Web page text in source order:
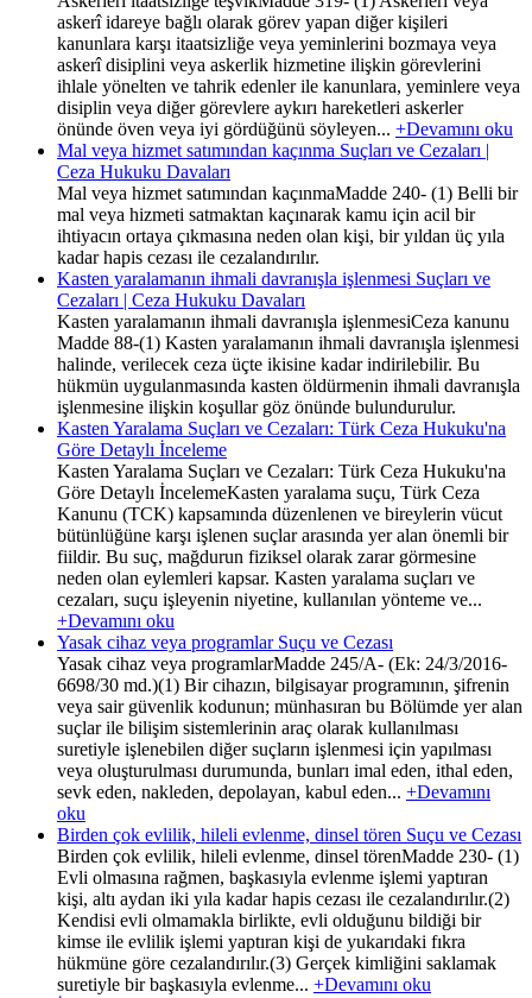
askerî idareye bağlı olarak görev yapan diğer kişileri
kanunlara karşı itaatsizliğe veya yeminlerini bozmaya veya
askerî disiplini veya askerlik hizmetine ilişkin görevlerini
ihlale yönelten ve tahrik edenler ile kanunlara, yeminlere veya
disiplin veya diğer görevlere aykırı hareketleri askerler
önünde öven veya iyi gördüğünü söyleyen... +Devamını oku
Mal veya hizmet satımından kaçınma Suçları ve Cezaları |
Ceza Hukuku Davaları
Mal veya hizmet satımından kaçınmaMadde 240- (1) Belli bir
mal veya hizmeti satmaktan kaçınarak kamu için acil bir
ihtiyacın ortaya çıkmasına neden olan kişi, bir yıldan üç yıla
kadar hapis cezası ile cezalandırılır.
Kasten yaralamanın ihmali davranışla işlenmesi Suçları ve
Cezaları | Ceza Hukuku Davaları
Kasten yaralamanın ihmali davranışla işlenmesiCeza kanunu
Madde 88-(1) Kasten yaralamanın ihmali davranışla işlenmesi
halinde, verilecek ceza üçte ikisine kadar indirilebilir. Bu
hükmün uygulanmasında kasten öldürmenin ihmali davranışla
işlenmesine ilişkin koşullar göz önünde bulundurulur.
Kasten Yaralama Suçları ve Cezaları: Türk Ceza Hukuku'na
Göre Detaylı İnceleme
Kasten Yaralama Suçları ve Cezaları: Türk Ceza Hukuku'na
Göre Detaylı İncelemeKasten yaralama suçu, Türk Ceza
Kanunu (TCK) kapsamında düzenlenen ve bireylerin vücut
bütünlüğüne karşı işlenen suçlar arasında yer alan önemli bir
fiildir. Bu suç, mağdurun fiziksel olarak zarar görmesine
neden olan eylemleri kapsar. Kasten yaralama suçları ve
cezaları, suçu işleyenin niyetine, kullanılan yönteme ve...
+Devamını oku
Yasak cihaz veya programlar Suçu ve Cezası
Yasak cihaz veya programlarMadde 245/A- (Ek: 24/3/2016-
6698/30 md.)(1) Bir cihazın, bilgisayar programının, şifrenin
veya sair güvenlik kodunun; münhasıran bu Bölümde yer alan
suçlar ile bilişim sistemlerinin araç olarak kullanılması
suretiyle işlenebilen diğer suçların işlenmesi için yapılması
veya oluşturulması durumunda, bunları imal eden, ithal eden,
sevk eden, nakleden, depolayan, kabul eden... +Devamını
oku
Birden çok evlilik, hileli evlenme, dinsel tören Suçu ve Cezası
Birden çok evlilik, hileli evlenme, dinsel törenMadde 230- (1)
Evli olmasına rağmen, başkasıyla evlenme işlemi yaptıran
kişi, altı aydan iki yıla kadar hapis cezası ile cezalandırılır.(2)
Kendisi evli olmamakla birlikte, evli olduğunu bildiği bir
kimse ile evlilik işlemi yaptıran kişi de yukarıdaki fıkra
hükmüne göre cezalandırılır.(3) Gerçek kimliğini saklamak
suretiyle bir başkasıyla evlenme... +Devamını oku